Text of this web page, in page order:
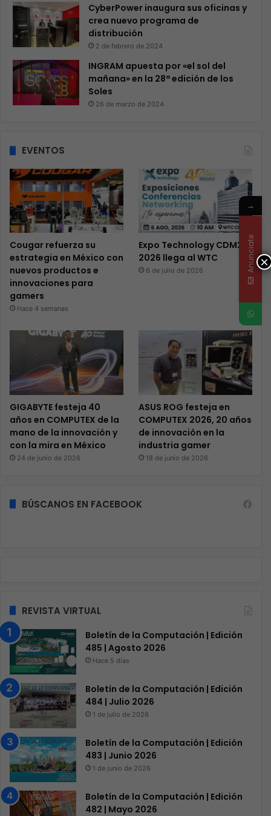
CyberPower inaugura sus oficinas y
crea nuevo programa de
distribución
2 de febrero de 2024
INGRAM apuesta por «el sol del
mañana» en la 28ª edición de los
Soles
26 de marzo de 2024
EVENTOS
Cougar refuerza su
estrategia en México con
nuevos productos e
innovaciones para
gamers
Hace 4 semanas
Expo Technology CDMX
2026 llega al WTC
6 de julio de 2026
GIGABYTE festeja 40
años en COMPUTEX de la
mano de la innovación y
con la mira en México
24 de junio de 2026
ASUS ROG festeja en
COMPUTEX 2026, 20 años
de innovación en la
industria gamer
18 de junio de 2026
BÚSCANOS EN FACEBOOK
REVISTA VIRTUAL
Boletín de la Computación | Edición
485 | Agosto 2026
Hace 5 días
Boletín de la Computación | Edición
484 | Julio 2026
1 de julio de 2026
Boletín de la Computación | Edición
483 | Junio 2026
1 de junio de 2026
Boletín de la Computación | Edición
482 | Mayo 2026
×
→
Anunciate